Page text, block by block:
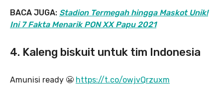
BACA JUGA: Stadion Termegah hingga Maskot Unik!
Ini 7 Fakta Menarik PON XX Papu 2021
4. Kaleng biskuit untuk tim Indonesia
Amunisi ready 😬 https://t.co/owjvQrzuxm